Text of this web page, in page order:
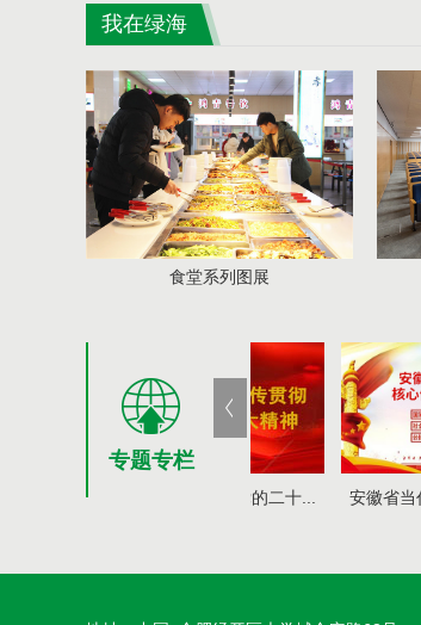
我在绿海
食堂系列图展
专题专栏
传贯彻党的二十... 安徽省当代社会主义核心价...